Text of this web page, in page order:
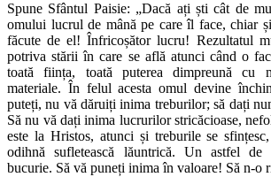
Spune Sfântul Paisie: „Dacă ați ști cât de
omului lucrul de mână pe care îl face, chiar
făcute de el! Înfricoșător lucru! Rezultatul
potriva stării în care se află atunci când o
toată ființa, toată puterea dimpreună cu
materiale. În felul acesta omul devine
puteți, nu vă dăruiți inima treburilor; să dați
Să nu vă dați inima lucrurilor stricăcioase,
este la Hristos, atunci și treburile se
odihnă sufletească lăuntrică. Un astfel de
bucurie. Să vă puneți inima în valoare! Să n-o